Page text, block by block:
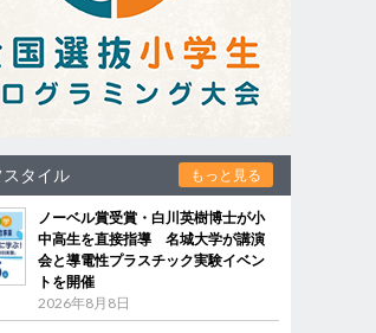
スタイル もっと見る
ノーベル賞受賞・白川英樹博士が小
中高生を直接指導 名城大学が講演
会と導電性プラスチック実験イベン
トを開催
2026年8月8日